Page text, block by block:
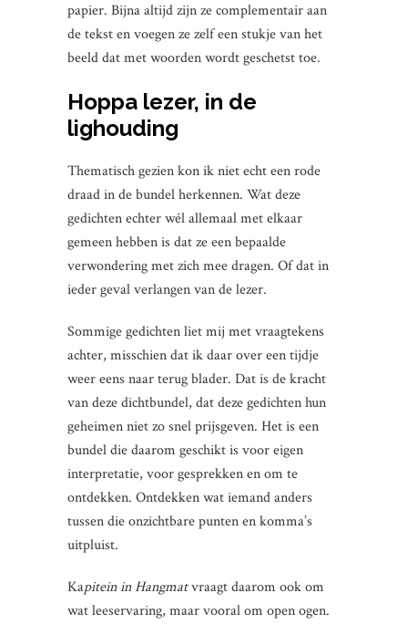
papier. Bijna altijd zijn ze complementair aan
de tekst en voegen ze zelf een stukje van het
beeld dat met woorden wordt geschetst toe.
Hoppa lezer, in de
lighouding
Thematisch gezien kon ik niet echt een rode
draad in de bundel herkennen. Wat deze
gedichten echter wél allemaal met elkaar
gemeen hebben is dat ze een bepaalde
verwondering met zich mee dragen. Of dat in
ieder geval verlangen van de lezer.
Sommige gedichten liet mij met vraagtekens
achter, misschien dat ik daar over een tijdje
weer eens naar terug blader. Dat is de kracht
van deze dichtbundel, dat deze gedichten hun
geheimen niet zo snel prijsgeven. Het is een
bundel die daarom geschikt is voor eigen
interpretatie, voor gesprekken en om te
ontdekken. Ontdekken wat iemand anders
tussen die onzichtbare punten en komma’s
uitpluist.
Kapitein in Hangmatvraagt daarom ook om
wat leeservaring, maar vooral om open ogen.